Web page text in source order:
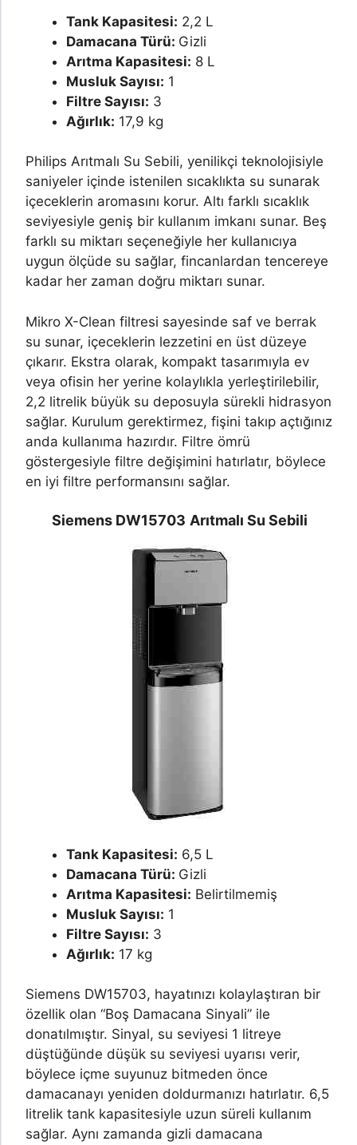
Tank Kapasitesi: 2,2 L
Damacana Türü: Gizli
Arıtma Kapasitesi: 8 L
Musluk Sayısı: 1
Filtre Sayısı: 3
Ağırlık: 17,9 kg
Philips Arıtmalı Su Sebili, yenilikçi teknolojisiyle
saniyeler içinde istenilen sıcaklıkta su sunarak
içeceklerin aromasını korur. Altı farklı sıcaklık
seviyesiyle geniş bir kullanım imkanı sunar. Beş
farklı su miktarı seçeneğiyle her kullanıcıya
uygun ölçüde su sağlar, fincanlardan tencereye
kadar her zaman doğru miktarı sunar.
Mikro X-Clean filtresi sayesinde saf ve berrak
su sunar, içeceklerin lezzetini en üst düzeye
çıkarır. Ekstra olarak, kompakt tasarımıyla ev
veya ofisin her yerine kolaylıkla yerleştirilebilir,
2,2 litrelik büyük su deposuyla sürekli hidrasyon
sağlar. Kurulum gerektirmez, fişini takıp açtığınız
anda kullanıma hazırdır. Filtre ömrü
göstergesiyle filtre değişimini hatırlatır, böylece
en iyi filtre performansını sağlar.
Siemens DW15703 Arıtmalı Su Sebili
Tank Kapasitesi: 6,5 L
Damacana Türü: Gizli
Arıtma Kapasitesi: Belirtilmemiş
Musluk Sayısı: 1
Filtre Sayısı: 3
Ağırlık: 17 kg
Siemens DW15703, hayatınızı kolaylaştıran bir
özellik olan “Boş Damacana Sinyali” ile
donatılmıştır. Sinyal, su seviyesi 1 litreye
düştüğünde düşük su seviyesi uyarısı verir,
böylece içme suyunuz bitmeden önce
damacanayı yeniden doldurmanızı hatırlatır. 6,5
litrelik tank kapasitesiyle uzun süreli kullanım
sağlar. Aynı zamanda gizli damacana